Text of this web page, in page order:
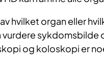
hvilket organ eller
vurdere
og koloskopi er